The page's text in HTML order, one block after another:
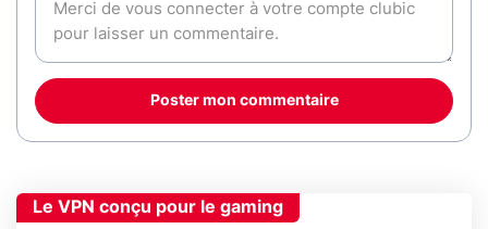
Poster mon commentaire
Le VPN conçu pour le gaming